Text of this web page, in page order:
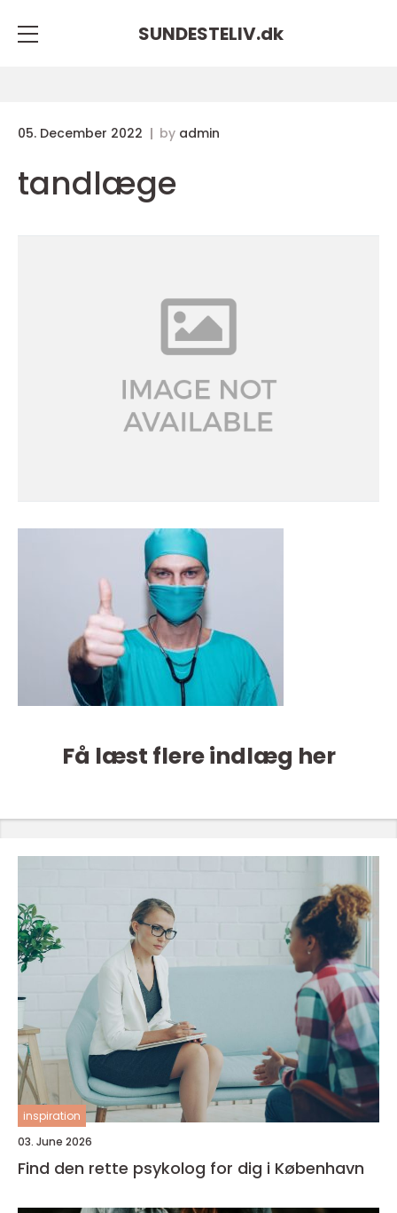
SUNDESTELIV.dk
05. December 2022 by admin
tandlæge
Få læst flere indlæg her
inspiration
03. June 2026
Find den rette psykolog for dig i København